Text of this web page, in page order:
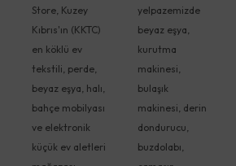
Store, Kuzey
Kıbrıs'ın (KKTC)
en köklü ev
tekstili, perde,
beyaz eşya, halı,
bahçe mobilyası
ve elektronik
küçük ev aletleri
yelpazemizde
beyaz eşya,
kurutma
makinesi,
bulaşık
makinesi, derin
dondurucu,
buzdolabı,